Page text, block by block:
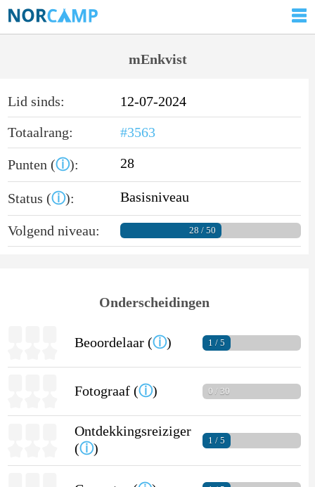
mEnkvist
Lid sinds:
12-07-2024
Totaalrang:
#3563
Punten (ⓘ): 28
Status (ⓘ): Basisniveau
Volgend niveau: 28 / 50
Onderscheidingen
Beoordelaar (ⓘ) 1 / 5
Fotograaf (ⓘ) 0 / 30
Ontdekkingsreiziger
(ⓘ)
1 / 5